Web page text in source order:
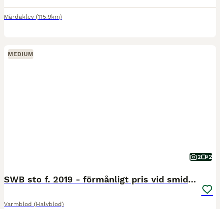
Mårdaklev (115.9km)
MEDIUM
2 2
SWB sto f. 2019 - förmånligt pris vid smidig affär
Varmblod (Halvblod)